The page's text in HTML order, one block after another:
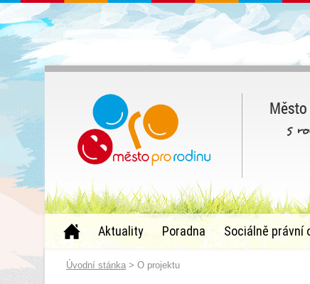
Aktuality Poradna Sociálně právní
Úvodní stánka > O projektu